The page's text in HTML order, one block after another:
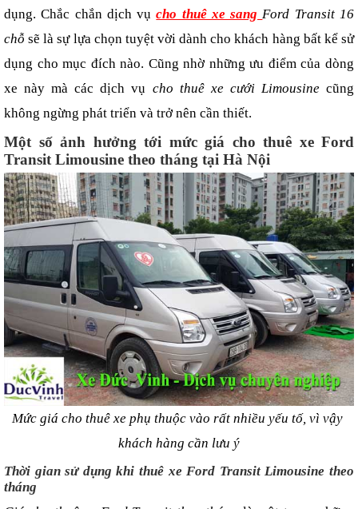
dụng. Chắc chắn dịch vụ cho thuê xe sang Ford Transit 16
chỗ sẽ là sự lựa chọn tuyệt vời dành cho khách hàng bất kể sử
dụng cho mục đích nào. Cũng nhờ những ưu điểm của dòng
xe này mà các dịch vụ cho thuê xe cưới Limousine cũng
không ngừng phát triển và trở nên cần thiết.
Một số ảnh hưởng tới mức giá cho thuê xe Ford
Transit Limousine theo tháng tại Hà Nội
Mức giá cho thuê xe phụ thuộc vào rất nhiều yếu tố, vì vậy
khách hàng cần lưu ý
Thời gian sử dụng khi thuê xe Ford Transit Limousine theo
tháng